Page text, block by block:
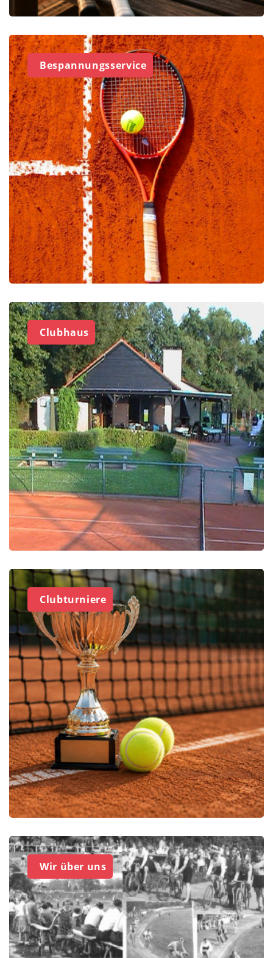
Bespannungsservice
Clubhaus
Clubturniere
Wir über uns